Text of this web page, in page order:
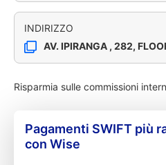
INDIRIZZO
AV. IPIRANGA , 282,
Risparmia sulle commissioni
Pagamenti SWIFT più
con Wise